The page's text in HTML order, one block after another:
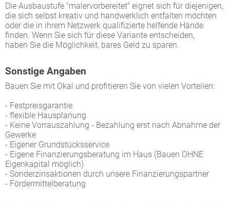
Die Ausbaustufe "malervorbereitet" eignet sich für diejenigen,
die sich selbst kreativ und handwerklich entfalten möchten
oder die in ihrem Netzwerk qualifizierte helfende Hände
finden. Wenn Sie sich für diese Variante entscheiden,
haben Sie die Möglichkeit, bares Geld zu sparen.
Sonstige Angaben
Bauen Sie mit Okal und profitieren Sie von vielen Vorteilen:
- Festpreisgarantie
- flexible Hausplanung
- Keine Vorrauszahlung - Bezahlung erst nach Abnahme der
Gewerke
- Eigener Grundstücksservice
- Eigene Finanzierungsberatung im Haus (Bauen OHNE
Eigenkapital möglich)
- Sonderzinsaktionen durch unsere Finanzierungspartner
- Fördermittelberatung